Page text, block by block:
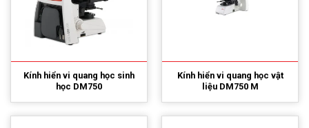
Kính hiển vi quang học sinh
học DM750
Kính hiển vi quang học vật
liệu DM750 M